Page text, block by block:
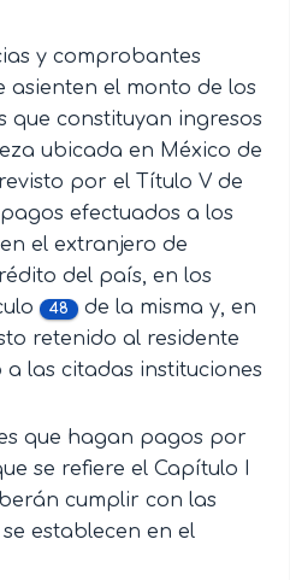
y comprobantes
asienten el monto de los
que constituyan ingresos
ubicada en México de
por el Título V de
efectuados a los
el extranjero de
del país, en los
48
de la misma y, en
retenido al residente
las citadas instituciones
que hagan pagos por
se refiere el Capítulo I
cumplir con las
establecen en el